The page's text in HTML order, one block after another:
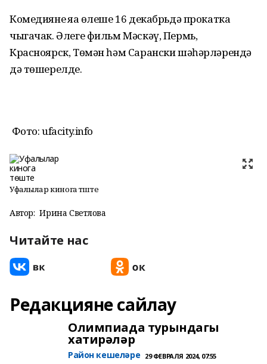
Комедиянең яңа өлеше 16 декабрьдә прокатка
чыгачак. Әлеге фильм Мәскәү, Пермь,
Красноярск, Төмән һәм Сарански шәһәрләрендә
дә төшерелде.
Фото: ufacity.info
Уфалылар кинога төште
Автор: Ирина Светлова
Читайте нас
Редакцияне сайлау
Олимпиада турындагы
хатирәләр
Район кешеләре 29 ФЕВРАЛЯ 2024, 07:55